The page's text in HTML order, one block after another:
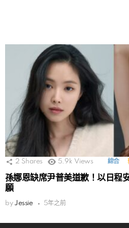
2 Shares 5.9k Views 綜合
孫娜恩缺席尹普美道歉！以日程
願
by Jessie 5年之前